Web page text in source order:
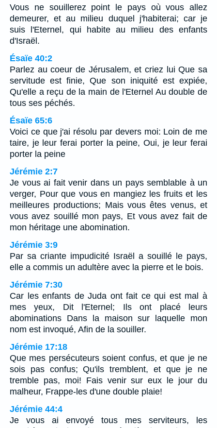
Vous ne souillerez point le pays où vous allez
demeurer, et au milieu duquel j'habiterai; car je
suis l'Eternel, qui habite au milieu des enfants
d'Israël.
Ésaïe 40:2
Parlez au coeur de Jérusalem, et criez lui Que sa
servitude est finie, Que son iniquité est expiée,
Qu'elle a reçu de la main de l'Eternel Au double de
tous ses péchés.
Ésaïe 65:6
Voici ce que j'ai résolu par devers moi: Loin de me
taire, je leur ferai porter la peine, Oui, je leur ferai
porter la peine
Jérémie 2:7
Je vous ai fait venir dans un pays semblable à un
verger, Pour que vous en mangiez les fruits et les
meilleures productions; Mais vous êtes venus, et
vous avez souillé mon pays, Et vous avez fait de
mon héritage une abomination.
Jérémie 3:9
Par sa criante impudicité Israël a souillé le pays,
elle a commis un adultère avec la pierre et le bois.
Jérémie 7:30
Car les enfants de Juda ont fait ce qui est mal à
mes yeux, Dit l'Eternel; Ils ont placé leurs
abominations Dans la maison sur laquelle mon
nom est invoqué, Afin de la souiller.
Jérémie 17:18
Que mes persécuteurs soient confus, et que je ne
sois pas confus; Qu'ils tremblent, et que je ne
tremble pas, moi! Fais venir sur eux le jour du
malheur, Frappe-les d'une double plaie!
Jérémie 44:4
Je vous ai envoyé tous mes serviteurs, les